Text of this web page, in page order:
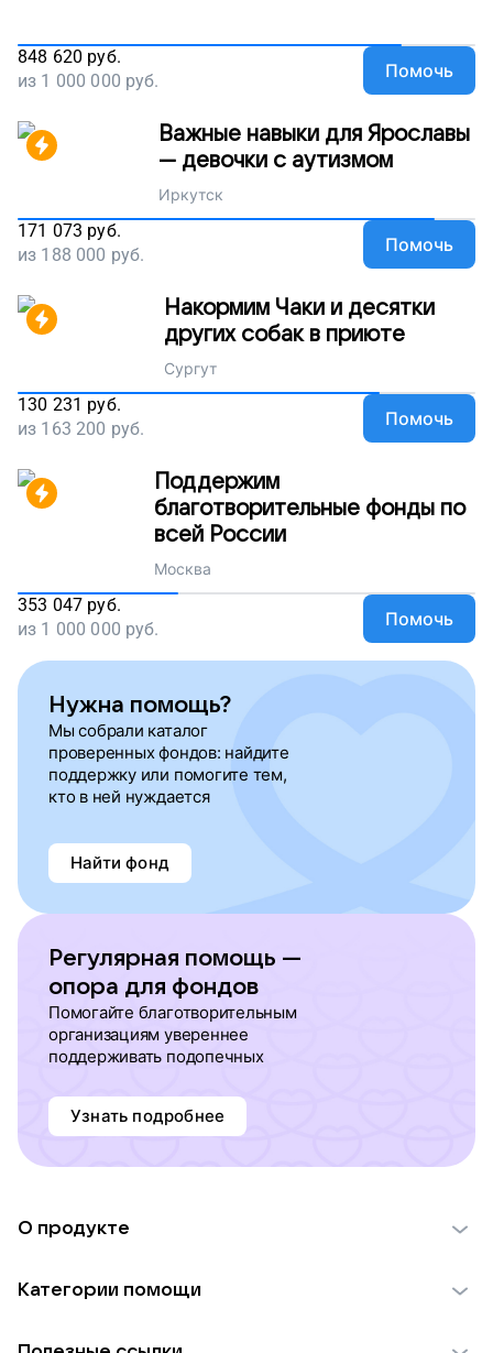
848 620 руб.
из 1 000 000 руб. Помочь
Важные навыки для Ярославы
— девочки с аутизмом
Иркутск
171 073 руб.
из 188 000 руб. Помочь
Накормим Чаки и десятки
других собак в приюте
Сургут
130 231 руб.
из 163 200 руб. Помочь
Поддержим
благотворительные фонды по
всей России
Москва
353 047 руб.
из 1 000 000 руб. Помочь
Нужна помощь?
Мы собрали каталог
проверенных фондов: найдите
поддержку или помогите тем,
кто в ней нуждается
Найти фонд
Регулярная помощь —
опора для фондов
Помогайте благотворительным
организациям увереннее
поддерживать подопечных
Узнать подробнее
О продукте
Использование материалов
Категории помощи